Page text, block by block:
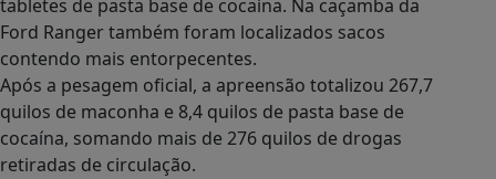
tabletes de pasta base de cocaína. Na caçamba da
Ford Ranger também foram localizados sacos
contendo mais entorpecentes.
Após a pesagem oficial, a apreensão totalizou 267,7
quilos de maconha e 8,4 quilos de pasta base de
cocaína, somando mais de 276 quilos de drogas
retiradas de circulação.